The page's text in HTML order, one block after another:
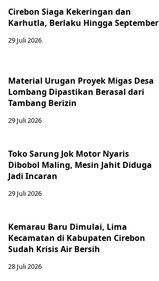
Cirebon Siaga Kekeringan dan
Karhutla, Berlaku Hingga September
29 Juli 2026
Material Urugan Proyek Migas Desa
Lombang Dipastikan Berasal dari
Tambang Berizin
29 Juli 2026
Toko Sarung Jok Motor Nyaris
Dibobol Maling, Mesin Jahit Diduga
Jadi Incaran
29 Juli 2026
Kemarau Baru Dimulai, Lima
Kecamatan di Kabupaten Cirebon
Sudah Krisis Air Bersih
28 Juli 2026